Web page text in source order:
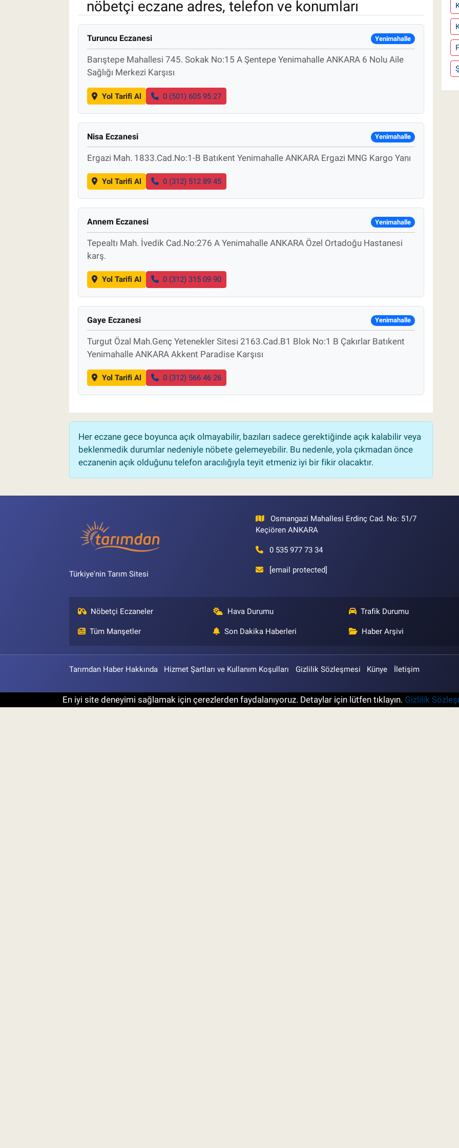
nöbetçi eczane adres, telefon ve konumları
Turuncu Eczanesi Yenimahalle
Barıştepe Mahallesi 745. Sokak No:15 A Şentepe Yenimahalle ANKARA 6 Nolu Aile
Sağlığı Merkezi Karşısı
Yol Tarifi Al 0 (501) 605 95 27
Nisa Eczanesi Yenimahalle
Ergazi Mah. 1833.Cad.No:1-B Batıkent Yenimahalle ANKARA Ergazi MNG Kargo Yanı
Yol Tarifi Al 0 (312) 512 89 45
Annem Eczanesi Yenimahalle
Tepealtı Mah. İvedik Cad.No:276 A Yenimahalle ANKARA Özel Ortadoğu Hastanesi
karş.
Yol Tarifi Al 0 (312) 315 09 90
Gaye Eczanesi Yenimahalle
Turgut Özal Mah.Genç Yetenekler Sitesi 2163.Cad.B1 Blok No:1 B Çakırlar Batıkent
Yenimahalle ANKARA Akkent Paradise Karşısı
Yol Tarifi Al 0 (312) 566 46 26
Her eczane gece boyunca açık olmayabilir, bazıları sadece gerektiğinde açık kalabilir veya
beklenmedik durumlar nedeniyle nöbete gelemeyebilir. Bu nedenle, yola çıkmadan önce
eczanenin açık olduğunu telefon aracılığıyla teyit etmeniz iyi bir fikir olacaktır.
Türkiye'nin Tarım Sitesi
Osmangazi Mahallesi Erdinç Cad. No: 51/7
Keçiören ANKARA
0 535 977 73 34
[email protected]
Nöbetçi Eczaneler Hava Durumu Trafik Durumu
Tüm Manşetler Son Dakika Haberleri Haber Arşivi
Tarımdan Haber Hakkında Hizmet Şartları ve Kullanım Koşulları Gizlilik Sözleşmesi Künye İletişim
En iyi site deneyimi sağlamak için çerezlerden faydalanıyoruz. Detaylar için lütfen tıklayın. Gizlilik
Yetiştirici Soruyor
Dünyada Tarım
Üretici Birlikleri
Şeker ve Şekerli Mamüller
Tahıllar ve Baklagiller